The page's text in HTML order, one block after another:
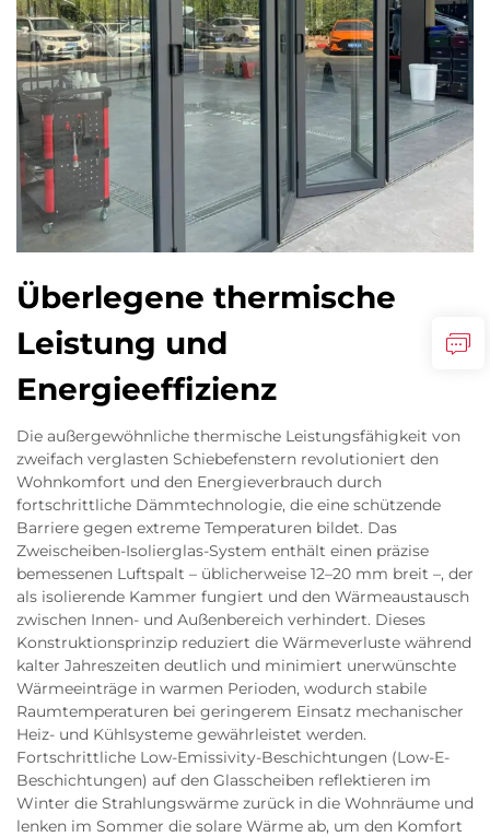
Überlegene thermische
Leistung und
Energieeffizienz
Die außergewöhnliche thermische Leistungsfähigkeit von
zweifach verglasten Schiebefenstern revolutioniert den
Wohnkomfort und den Energieverbrauch durch
fortschrittliche Dämmtechnologie, die eine schützende
Barriere gegen extreme Temperaturen bildet. Das
Zweischeiben-Isolierglas-System enthält einen präzise
bemessenen Luftspalt – üblicherweise 12–20 mm breit –, der
als isolierende Kammer fungiert und den Wärmeaustausch
zwischen Innen- und Außenbereich verhindert. Dieses
Konstruktionsprinzip reduziert die Wärmeverluste während
kalter Jahreszeiten deutlich und minimiert unerwünschte
Wärmeeinträge in warmen Perioden, wodurch stabile
Raumtemperaturen bei geringerem Einsatz mechanischer
Heiz- und Kühlsysteme gewährleistet werden.
Fortschrittliche Low-Emissivity-Beschichtungen (Low-E-
Beschichtungen) auf den Glasscheiben reflektieren im
Winter die Strahlungswärme zurück in die Wohnräume und
lenken im Sommer die solare Wärme ab, um den Komfort